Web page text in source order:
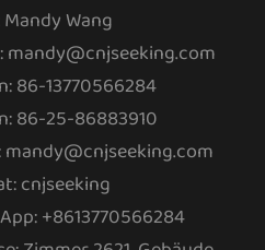
Wang
mandy@cnjseeking.com
86-13770566284
86-25-86883910
mandy@cnjseeking.com
cnjseeking
+8613770566284